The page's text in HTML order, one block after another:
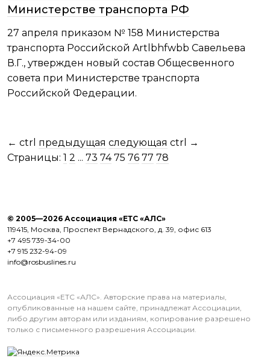
Министерстве транспорта РФ
27 апреля приказом № 158 Министерства
транспорта Российской Artlbhfwbb Савельева
В.Г., утвержден новый состав Общесвенного
совета при Министерстве транспорта
Российской Федерации.
← ctrl предыдущая следующая ctrl
→
Страницы: 1 2 ... 73 74 75 76 77 78
© 2005—2026 Ассоциация «ЕТС «АЛС»
119415, Москва, Проспект Вернадского, д. 39, офис 613
+7 495 739-34-00
+7 915 232-94-09
info@rosbuslines.ru
Ассоциация «ЕТС «АЛС». Авторские права на материалы,
опубликованные на нашем сайте, принадлежат Ассоциации,
либо другим авторам или изданиям, копирование разрешено
только с письменного разрешения Ассоциации.